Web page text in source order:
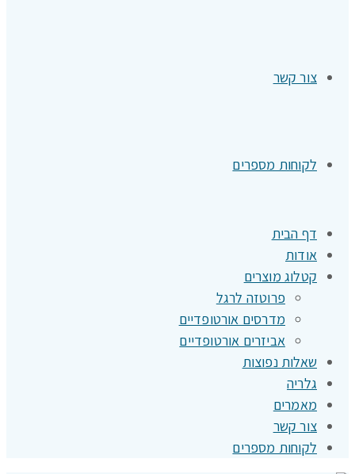
צור קשר
לקוחות מספרים
דף הבית
אודות
קטלוג מוצרים
פרוטזה לרגל
מדרסים אורטופדיים
אביזרים אורטופדיים
שאלות נפוצות
גלריה
מאמרים
צור קשר
לקוחות מספרים